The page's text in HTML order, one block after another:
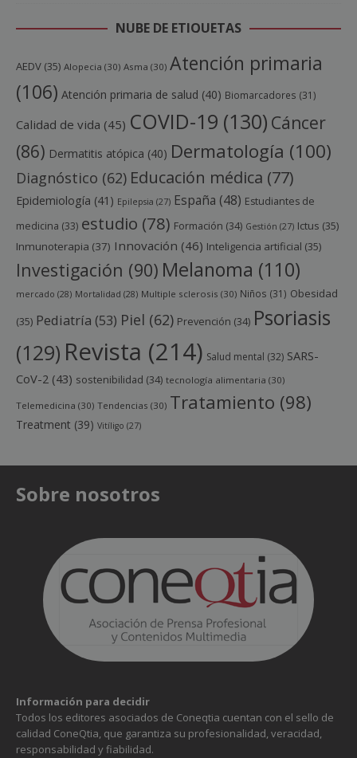
NUBE DE ETIQUETAS
AEDV (35) Alopecia (30) Asma (30) Atención primaria
(106) Atención primaria de salud (40) Biomarcadores (31)
Calidad de vida (45) COVID-19 (130) Cáncer
(86) Dermatitis atópica (40) Dermatología (100)
Diagnóstico (62) Educación médica (77)
Epidemiología (41) Epilepsia (27) España (48) Estudiantes de
medicina (33) estudio (78) Formación (34) Gestión (27) Ictus (35)
Inmunoterapia (37) Innovación (46) Inteligencia artificial (35)
Investigación (90) Melanoma (110)
mercado (28) Mortalidad (28) Multiple sclerosis (30) Niños (31) Obesidad
(35) Pediatría (53) Piel (62) Prevención (34) Psoriasis
(129) Revista (214) Salud mental (32) SARS-
CoV-2 (43) sostenibilidad (34) tecnología alimentaria (30)
Telemedicina (30) Tendencias (30) Tratamiento (98)
Treatment (39) Vitíligo (27)
Sobre nosotros
Información para decidir
Todos los editores asociados de Coneqtia cuentan con el sello de
calidad ConeQtia, que garantiza su profesionalidad, veracidad,
responsabilidad y fiabilidad.